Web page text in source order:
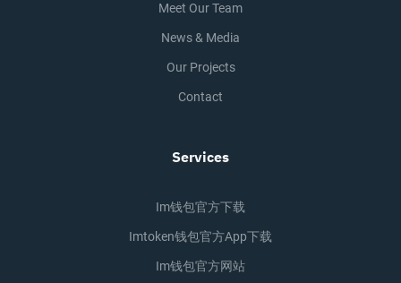
Meet Our Team
News & Media
Our Projects
Contact
Services
Im钱包官方下载
Imtoken钱包官方app下载
Im钱包官方网站